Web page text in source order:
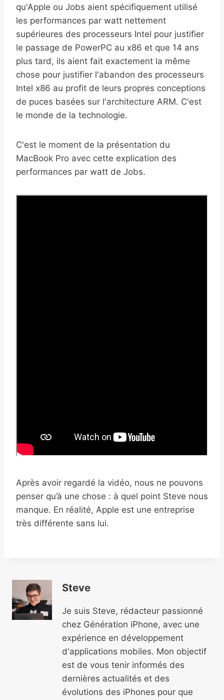
qu'Apple ou Jobs aient spécifiquement utilisé
les performances par watt nettement
supérieures des processeurs Intel pour justifier
le passage de PowerPC au x86 et que 14 ans
plus tard, ils aient fait exactement la même
chose pour justifier l'abandon des processeurs
Intel x86 au profit de leurs propres conceptions
de puces basées sur l'architecture ARM. C'est
le monde de la technologie.
C'est le moment de la présentation du
MacBook Pro avec cette explication des
performances par watt de Jobs.
Après avoir regardé la vidéo, nous ne pouvons
penser qu’à une chose : à quel point Steve nous
manque. En réalité, Apple est une entreprise
très différente sans lui.
Steve
Je suis Steve, rédacteur passionné
chez Génération iPhone, avec une
expérience en développement
d'applications mobiles. Mon objectif
est de vous tenir informés des
dernières actualités et des
évolutions des iPhones pour que